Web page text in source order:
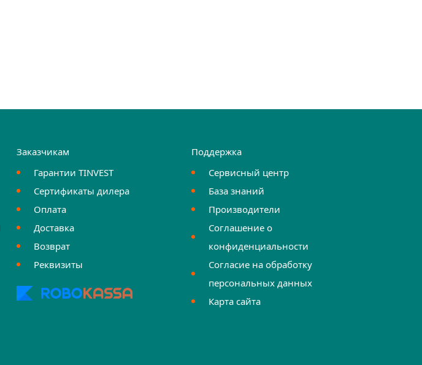
Заказчикам
Гарантии TINVEST
Сертификаты дилера
Оплата
Доставка
Возврат
Реквизиты
Поддержка
Сервисный центр
База знаний
Производители
Соглашение о
конфиденциальности
Согласие на обработку
персональных данных
Карта сайта